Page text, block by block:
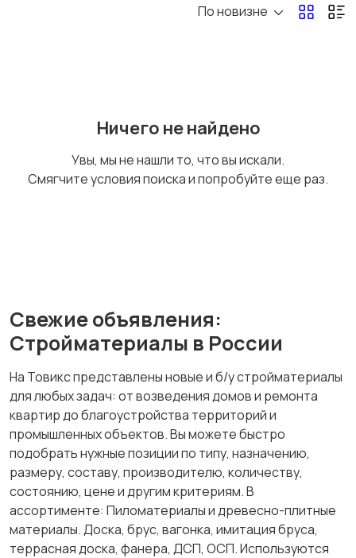
По новизне
Ничего не найдено
Увы, мы не нашли то, что вы искали.
Смягчите условия поиска и попробуйте еще раз.
Свежие объявления:
Стройматериалы в России
На Товикс представлены новые и б/у стройматериалы
для любых задач: от возведения домов и ремонта
квартир до благоустройства территорий и
промышленных объектов. Вы можете быстро
подобрать нужные позиции по типу, назначению,
размеру, составу, производителю, количеству,
состоянию, цене и другим критериям. В
ассортименте: Пиломатериалы и древесно-плитные
материалы. Доска, брус, вагонка, имитация бруса,
террасная доска, фанера, ДСП, ОСП. Используются